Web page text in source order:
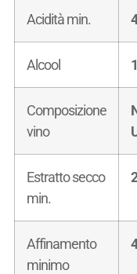
Acidità min.
Alcool
Composizione
vino
Estratto secco
min.
Affinamento
minimo